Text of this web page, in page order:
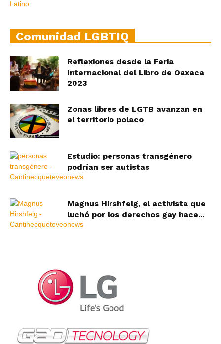
Comunidad LGBTIQ
Reflexiones desde la Feria
Internacional del Libro de Oaxaca
2023
Zonas libres de LGTB avanzan en
el territorio polaco
Estudio: personas transgénero
podrían ser autistas
Magnus Hirshfelg, el activista que
luchó por los derechos gay hace...